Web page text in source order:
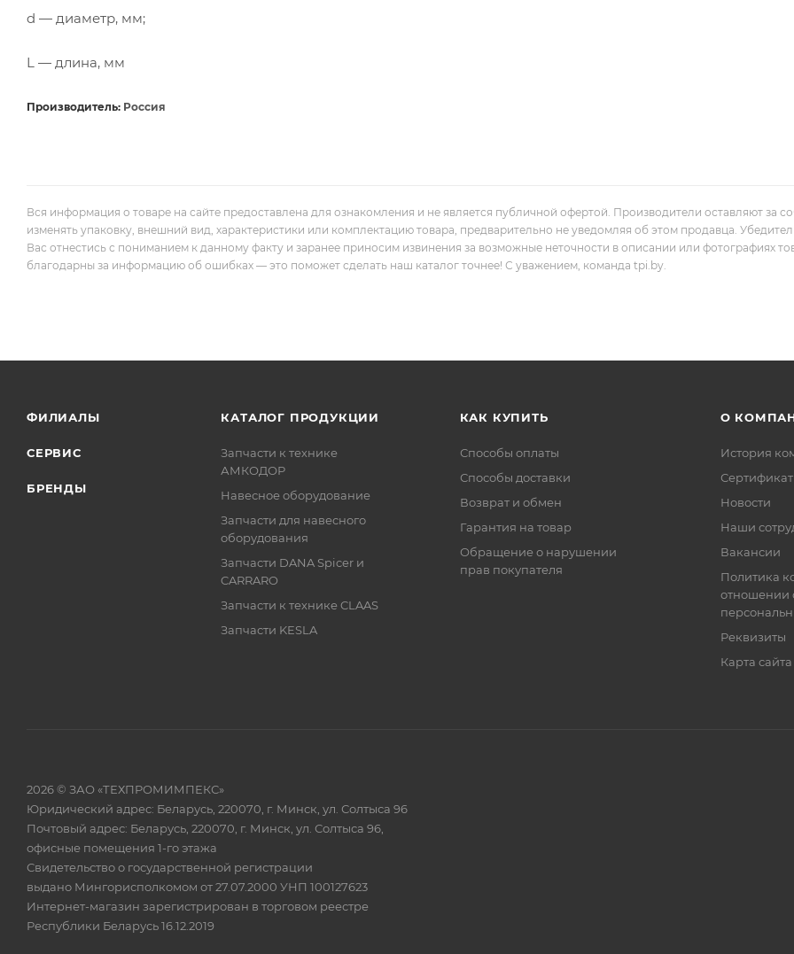
d — диаметр, мм;
L — длина, мм
Производитель: Россия
Вся информация о товаре на сайте предоставлена для ознакомления и не является публичной офертой. Производители оставляют за
изменять упаковку, внешний вид, характеристики или комплектацию товара, предварительно не уведомляя об этом продавца.
Вас отнестись с пониманием к данному факту и заранее приносим извинения за возможные неточности в описании или фотографиях
благодарны за информацию об ошибках — это поможет сделать наш каталог точнее! С уважением, команда tpi.by.
ФИЛИАЛЫ
СЕРВИС
БРЕНДЫ
КАТАЛОГ ПРОДУКЦИИ
Запчасти к технике
АМКОДОР
Навесное оборудование
Запчасти для навесного
оборудования
Запчасти DANA Spicer и
CARRARO
Запчасти к технике CLAAS
Запчасти KESLA
КАК КУПИТЬ
Способы оплаты
Способы доставки
Возврат и обмен
Гарантия на товар
Обращение о нарушении
прав покупателя
О
История
Новости
Наши
Вакансии
Политика
отношении
Реквизиты
Карта сайта
2026 © ЗАО «ТЕХПРОМИМПЕКС»
Юридический адрес: Беларусь, 220070, г. Минск, ул. Солтыса 96
Почтовый адрес: Беларусь, 220070, г. Минск, ул. Солтыса 96,
офисные помещения 1-го этажа
Свидетельство о государственной регистрации
выдано Мингорисполкомом от 27.07.2000 УНП 100127623
Интернет-магазин зарегистрирован в торговом реестре
Республики Беларусь 16.12.2019